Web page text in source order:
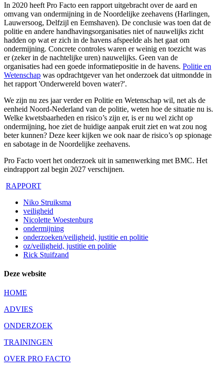
In 2020 heeft Pro Facto een rapport uitgebracht over de aard en
omvang van ondermijning in de Noordelijke zeehavens (Harlingen,
Lauwersoog, Delfzijl en Eemshaven). De conclusie was toen dat de
politie en andere handhavingsorganisaties niet of nauwelijks zicht
hadden op wat er zich in de havens afspeelde als het gaat om
ondermijning. Concrete controles waren er weinig en toezicht was
er (zeker in de nachtelijke uren) nauwelijks. Geen van de
organisaties had een goede informatiepositie in de havens. Politie en
Wetenschap was opdrachtgever van het onderzoek dat uitmondde in
het rapport 'Onderwereld boven water?'.
We zijn nu zes jaar verder en Politie en Wetenschap wil, net als de
eenheid Noord-Nederland van de politie, weten hoe de situatie nu is.
Welke kwetsbaarheden en risico’s zijn er, is er nu wel zicht op
ondermijning, hoe ziet de huidige aanpak eruit ziet en wat zou nog
beter kunnen? Deze keer kijken we ook naar de risico’s op spionage
en sabotage in de Noordelijke zeehavens.
Pro Facto voert het onderzoek uit in samenwerking met BMC. Het
eindrapport zal begin 2027 verschijnen.
RAPPORT
Niko Struiksma
veiligheid
Nicolette Woestenburg
ondermijning
onderzoeken/veiligheid, justitie en politie
oz/veiligheid, justitie en politie
Rick Stuifzand
Deze website
HOME
ADVIES
ONDERZOEK
TRAININGEN
OVER PRO FACTO